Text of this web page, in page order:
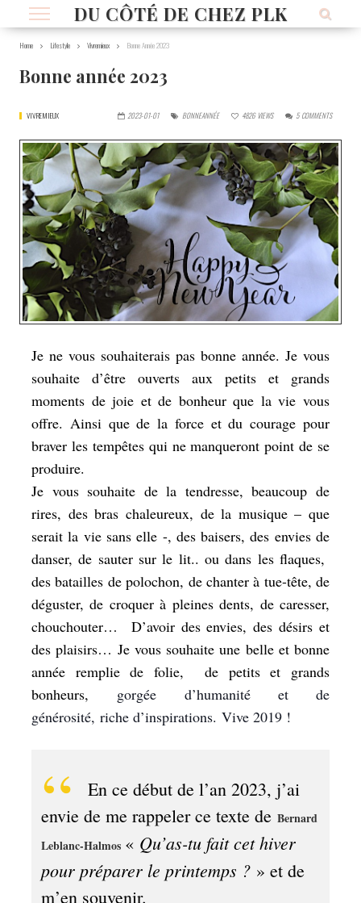
DU CÔTÉ DE CHEZ PLK
Home Lifestyle Vivremieux Bonne Année 2023
Bonne année 2023
VIVREMIEUX 2023-01-01 BONNEANNÉE 4826 VIEWS 5 COMMENTS
Je ne vous souhaiterais pas bonne année. Je vous
souhaite d’être ouverts aux petits et grands
moments de joie et de bonheur que la vie vous
offre. Ainsi que de la force et du courage pour
braver les tempêtes qui ne manqueront point de se
produire.
Je vous souhaite de la tendresse, beaucoup de
rires, des bras chaleureux, de la musique – que
serait la vie sans elle -, des baisers, des envies de
danser, de sauter sur le lit.. ou dans les flaques,
des batailles de polochon, de chanter à tue-tête, de
déguster, de croquer à pleines dents, de caresser,
chouchouter… D’avoir des envies, des désirs et
des plaisirs… Je vous souhaite une belle et bonne
année remplie de folie, de petits et grands
bonheurs, gorgée d’humanité et de
générosité, riche d’inspirations. Vive 2019 !
En ce début de l’an 2023, j’ai
envie de me rappeler ce texte de Bernard
Leblanc-Halmos « Qu’as-tu fait cet hiver
pour préparer le printemps ? » et de
m’en souvenir.